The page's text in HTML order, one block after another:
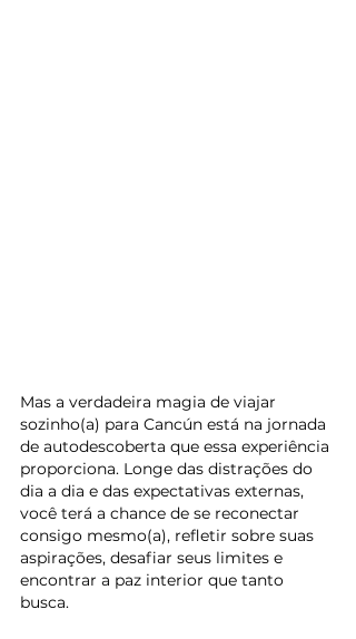
Mas a verdadeira magia de viajar
sozinho(a) para Cancún está na jornada
de autodescoberta que essa experiência
proporciona. Longe das distrações do
dia a dia e das expectativas externas,
você terá a chance de se reconectar
consigo mesmo(a), refletir sobre suas
aspirações, desafiar seus limites e
encontrar a paz interior que tanto
busca.